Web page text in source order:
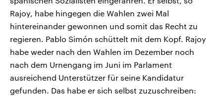
Rajoy, habe hingegen die Wahlen zwei Mal
hintereinander gewonnen und somit das Recht zu
regieren. Pablo Simón schüttelt mit dem Kopf. Rajoy
habe weder nach den Wahlen im Dezember noch
nach dem Urnengang im Juni im Parlament
ausreichend Unterstützer für seine Kandidatur
gefunden. Das habe er sich selbst zuzuschreiben: